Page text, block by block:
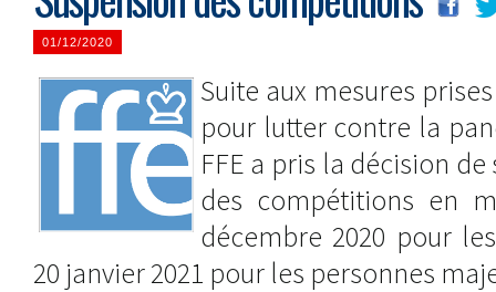
01/12/2020
Suite aux mesures
pour lutter contre la
FFE a pris la décision
des compétitions en
décembre 2020 pour
20 janvier 2021 pour les personnes